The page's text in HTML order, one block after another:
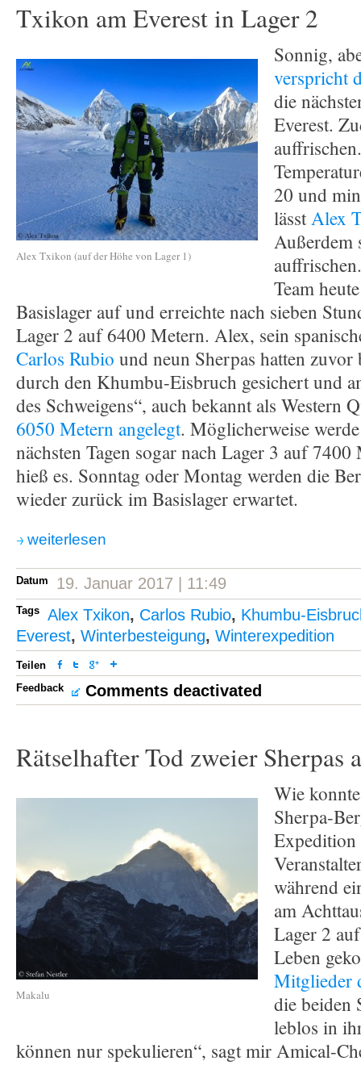
Txikon am Everest in Lager 2
Alex Txikon (auf der Höhe von Lager 1)
Sonnig,
verspricht
die
Everest.
20 und
lässtAlex
Außerdem
Team
Basislager auf und erreichte nach sieben
Lager 2 auf 6400 Metern. Alex, sein
Carlos Rubio und neun Sherpas hatten zuvor
durch den Khumbu-Eisbruch gesichert und
des Schweigens“, auch bekannt als Western
6050 Metern angelegt. Möglicherweise
nächsten Tagen sogar nach Lager 3 auf 7400
hieß es. Sonntag oder Montag werden die
wieder zurück im Basislager erwartet.
weiterlesen
Datum 19. Januar 2017 | 11:49
Tags Alex Txikon, Carlos Rubio, Khumbu-
Everest, Winterbesteigung, Winterexpedition
Teilen
Feedback
Comments deactivated
Rätselhafter Tod zweier Sherpas
Makalu
Wie
Sherpa-
Expedition
während
am
Lager 2
Leben
Mitglieder
die beiden
leblos in
können nur spekulieren“, sagt mir Amical-